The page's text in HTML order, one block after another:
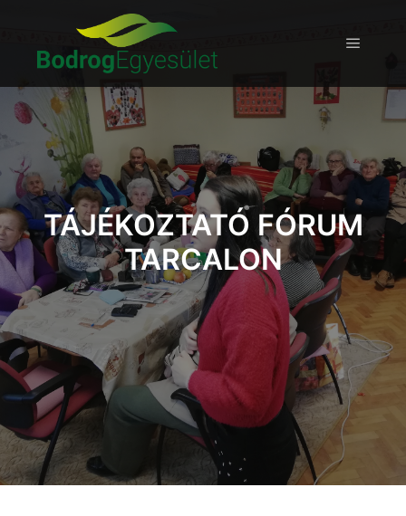
TÁJÉKOZTATÓ FÓRUM
TARCALON